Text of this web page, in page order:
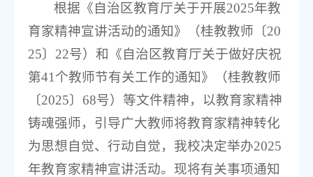
根据《自治区教育厅关于开展2025年教
育家精神宣讲活动的通知》（桂教教师〔20
25〕22号）和《自治区教育厅关于做好庆祝
第41个教师节有关工作的通知》（桂教教师
〔2025〕68号）等文件精神，以教育家精神
铸魂强师，引导广大教师将教育家精神转化
为思想自觉、行动自觉，我校决定举办2025
年教育家精神宣讲活动。现将有关事项通知